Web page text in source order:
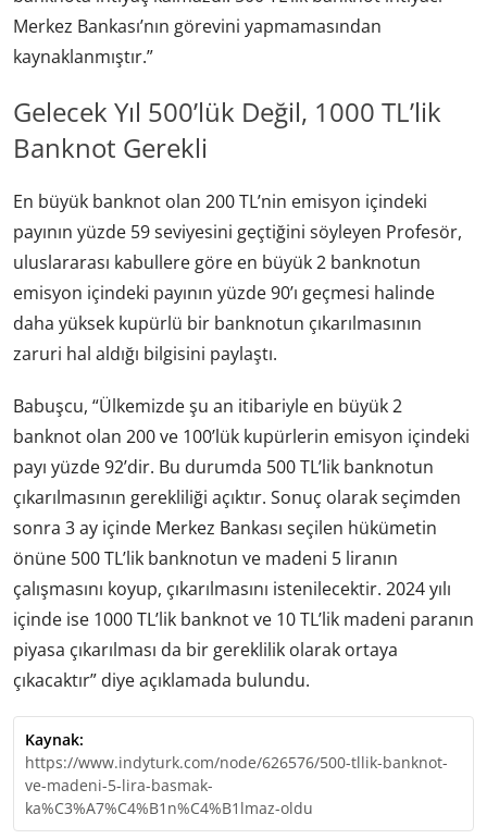
Merkez Bankası’nın görevini yapmamasından
kaynaklanmıştır.”
Gelecek Yıl 500’lük Değil, 1000 TL’lik
Banknot Gerekli
En büyük banknot olan 200 TL’nin emisyon içindeki
payının yüzde 59 seviyesini geçtiğini söyleyen Profesör,
uluslararası kabullere göre en büyük 2 banknotun
emisyon içindeki payının yüzde 90’ı geçmesi halinde
daha yüksek kupürlü bir banknotun çıkarılmasının
zaruri hal aldığı bilgisini paylaştı.
Babuşcu, “Ülkemizde şu an itibariyle en büyük 2
banknot olan 200 ve 100’lük kupürlerin emisyon içindeki
payı yüzde 92’dir. Bu durumda 500 TL’lik banknotun
çıkarılmasının gerekliliği açıktır. Sonuç olarak seçimden
sonra 3 ay içinde Merkez Bankası seçilen hükümetin
önüne 500 TL’lik banknotun ve madeni 5 liranın
çalışmasını koyup, çıkarılmasını istenilecektir. 2024 yılı
içinde ise 1000 TL’lik banknot ve 10 TL’lik madeni paranın
piyasa çıkarılması da bir gereklilik olarak ortaya
çıkacaktır” diye açıklamada bulundu.
Kaynak:
https://www.indyturk.com/node/626576/500-tllik-banknot-
ve-madeni-5-lira-basmak-
ka%C3%A7%C4%B1n%C4%B1lmaz-oldu